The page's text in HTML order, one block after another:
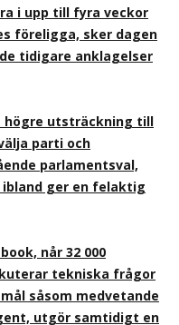
i upp till fyra veckor
föreligga, sker dagen
tidigare anklagelser
högre utsträckning till
parti och
parlamentsval,
ger en felaktig
når 32 000
tekniska frågor
såsom medvetande
utgör samtidigt en